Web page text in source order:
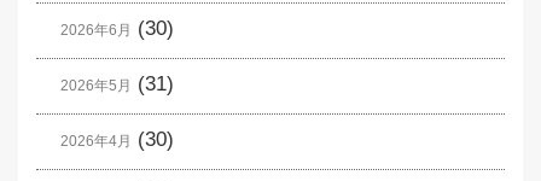
2026年6月 (30)
2026年5月 (31)
2026年4月 (30)